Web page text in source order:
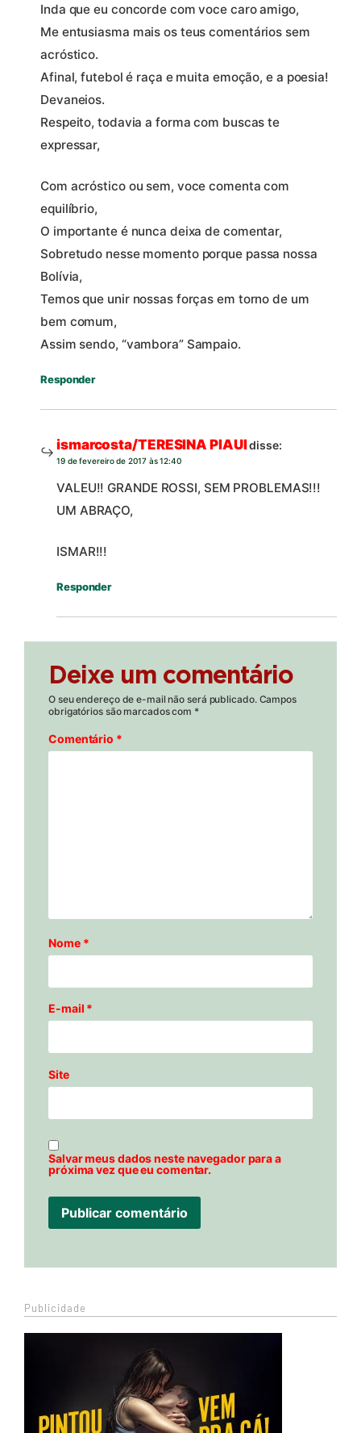
Inda que eu concorde com voce caro amigo,
Me entusiasma mais os teus comentários sem
acróstico.
Afinal, futebol é raça e muita emoção, e a poesia!
Devaneios.
Respeito, todavia a forma com buscas te
expressar,
Com acróstico ou sem, voce comenta com
equilíbrio,
O importante é nunca deixa de comentar,
Sobretudo nesse momento porque passa nossa
Bolívia,
Temos que unir nossas forças em torno de um
bem comum,
Assim sendo, “vambora” Sampaio.
Responder
ismarcosta/TERESINA PIAUIdisse:
19 de fevereiro de 2017 às 12:40
VALEU!! GRANDE ROSSI, SEM PROBLEMAS!!!
UM ABRAÇO,
ISMAR!!!
Responder
Deixe um comentário
O seu endereço de e-mail não será publicado. Campos
obrigatórios são marcados com *
Comentário *
Nome *
E-mail *
Site
Salvar meus dados neste navegador para a
próxima vez que eu comentar.
Publicidade